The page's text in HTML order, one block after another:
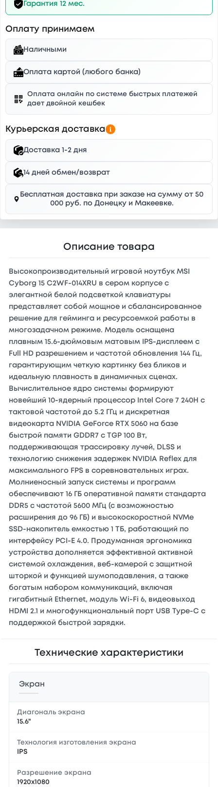
Гарантия 12 мес.
Оплату принимаем
Наличными
Оплата картой (любого банка)
Оплата онлайн по системе быстрых платежей
дает двойной кешбек
Курьерская доставка
Доставка 1-2 дня
14 дней обмен/возврат
Бесплатная доставка при заказе на сумму от 50
000 руб. по Донецку и Макеевке.
Описание товара
Высокопроизводительный игровой ноутбук MSI
Cyborg 15 C2WF-014XRU в сером корпусе с
элегантной белой подсветкой клавиатуры
представляет собой мощное и сбалансированное
решение для гейминга и ресурсоемкой работы в
многозадачном режиме. Модель оснащена
плавным 15.6-дюймовым матовым IPS-дисплеем с
Full HD разрешением и частотой обновления 144 Гц,
гарантирующим четкую картинку без бликов и
идеальную плавность в динамичных сценах.
Вычислительное ядро системы формируют
новейший 10-ядерный процессор Intel Core 7 240H с
тактовой частотой до 5.2 ГГц и дискретная
видеокарта NVIDIA GeForce RTX 5060 на базе
быстрой памяти GDDR7 с TGP 100 Вт,
поддерживающая трассировку лучей, DLSS и
технологию снижения задержек NVIDIA Reflex для
максимального FPS в соревновательных играх.
Молниеносный запуск системы и программ
обеспечивают 16 ГБ оперативной памяти стандарта
DDR5 с частотой 5600 МГц (с возможностью
расширения до 96 ГБ) и высокоскоростной NVMe
SSD-накопитель емкостью 1 ТБ, работающий по
интерфейсу PCI-E 4.0. Продуманная эргономика
устройства дополняется эффективной активной
системой охлаждения, веб-камерой с защитной
шторкой и функцией шумоподавления, а также
богатым набором коммуникаций, включая
гигабитный Ethernet, модуль Wi-Fi 6, видеовыход
HDMI 2.1 и многофункциональный порт USB Type-C с
поддержкой быстрой зарядки.
Технические характеристики
Экран
Диагональ экрана
15.6"
Технология изготовления экрана
IPS
Разрешение экрана
1920x1080